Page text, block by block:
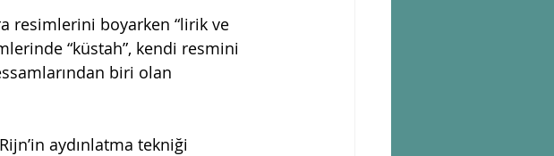
resimlerini boyarken “lirik ve
“küstah”, kendi resmini
biri olan
aydınlatma tekniği